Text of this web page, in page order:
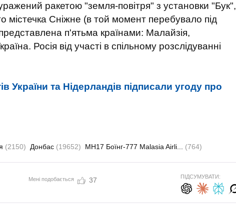
ракетою "земля-повітря" з установки "Бук",
містечка Сніжне (в той момент перебувало під
п'ятьма країнами: Малайзія,
Росія від участі в спільному розслідуванні
України та Нідерландів підписали угоду про
(2150) Донбас (19652) MH17 Боїнг-777 Malasia Airli... (764)
Мені подобається 37 ПІДСУМУВАТИ: